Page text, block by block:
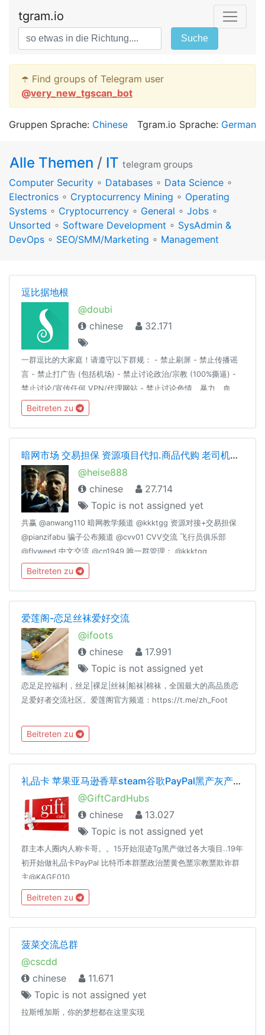
tgram.io
Suche
☂️ Find groups of Telegram user
@very_new_tgscan_bot
Gruppen Sprache: Chinese Tgram.io Sprache: German
Alle Themen / IT telegram groups
Computer Security ∘ Databases ∘ Data Science ∘
Electronics ∘ Cryptocurrency Mining ∘ Operating
Systems ∘ Cryptocurrency ∘ General ∘ Jobs ∘
Unsorted ∘ Software Development ∘ SysAdmin &
DevOps ∘ SEO/SMM/Marketing ∘ Management
逗比据地根
@doubi
chinese
32.171
一群逗比的大家庭！请遵守以下群规： - 禁止刷屏 - 禁止传播谣
言 - 禁止打广告 (包括机场) - 禁止讨论政治/宗教 (100%撕逼) -
禁止讨论/宣传任何 VPN/代理网站 - 禁止讨论色情、暴力、血
腥、赌博等详细解释请见：https://t.me/doubi/1265812对以上
群规的有异议的自行退群，不退群则代表同意以上群规定。
————言论自由是以不影响他人为前提。————逗比根据地
Beitreten zu
暗网市场 交易担保 资源项目代扣.商品代购 老司机交流 cvv.资源整合
@heise888
chinese
27.714
Topic is not assigned yet
共赢 @anwang110 暗网教学频道 @kkktgg 资源对接+交易担保
@pianzifabu 骗子公布频道 @cvv01 CVV交流 飞行员俱乐部
@flyweed 中文交流 @cn1949 唯一群管理： @kkktgg
@fucktgg
Beitreten zu
爱莲阁-恋足丝袜爱好交流
@ifoots
chinese
17.991
Topic is not assigned yet
恋足足控福利，丝足|裸足|丝袜|船袜|棉袜，全国最大的高品质恋
足爱好者交流社区。爱莲阁官方频道：https://t.me/zh_Foot
Beitreten zu
礼品卡 苹果亚马逊香草steam谷歌PayPal黑产灰产暴利
@GiftCardHubs
chinese
13.027
Topic is not assigned yet
群主本人圈内人称卡哥。。15开始混迹Tg黑产做过各大项目..19年
初开始做礼品卡PayPal 比特币本群🈲️政治🈲️黄色🈲️宗教🈲️欺诈群
主@KAGE010
Beitreten zu
菠菜交流总群
@cscdd
chinese
11.671
Topic is not assigned yet
拉斯维加斯，你的梦想都在这里实现